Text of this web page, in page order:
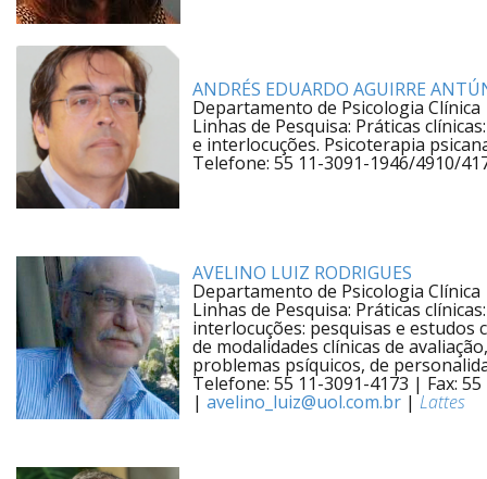
ANDRÉS EDUARDO AGUIRRE
Departamento de Psicologia Clínica
Linhas de Pesquisa: Práticas
e interlocuções. Psicoterapia
Telefone: 55 11-3091-1946/4910/
AVELINO LUIZ RODRIGUES
Departamento de Psicologia Clínica
Linhas de Pesquisa: Práticas
interlocuções: pesquisas e
de modalidades clínicas de
problemas psíquicos, de
Telefone: 55 11-3091-4173 | Fax:
| avelino_luiz@uol.com.br |Lattes